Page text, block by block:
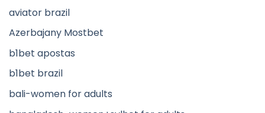
aviator brazil
Azerbajany Mostbet
b1bet apostas
b1bet brazil
bali-women for adults